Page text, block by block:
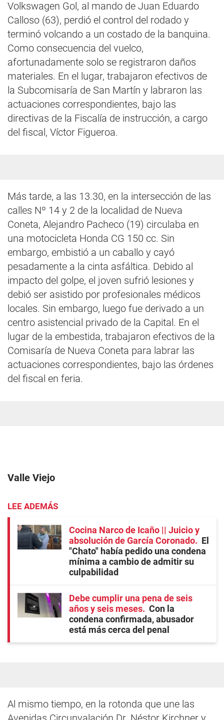
Volkswagen Gol, al mando de Juan Eduardo
Calloso (63), perdió el control del rodado y
terminó volcando a un costado de la banquina.
Como consecuencia del vuelco,
afortunadamente solo se registraron daños
materiales. En el lugar, trabajaron efectivos de
la Subcomisaría de San Martín y labraron las
actuaciones correspondientes, bajo las
directivas de la Fiscalía de instrucción, a cargo
del fiscal, Víctor Figueroa.
Más tarde, a las 13.30, en la intersección de las
calles Nº 14 y 2 de la localidad de Nueva
Coneta, Alejandro Pacheco (19) circulaba en
una motocicleta Honda CG 150 cc. Sin
embargo, embistió a un caballo y cayó
pesadamente a la cinta asfáltica. Debido al
impacto del golpe, el joven sufrió lesiones y
debió ser asistido por profesionales médicos
locales. Sin embargo, luego fue derivado a un
centro asistencial privado de la Capital. En el
lugar de la embestida, trabajaron efectivos de la
Comisaría de Nueva Coneta para labrar las
actuaciones correspondientes, bajo las órdenes
del fiscal en feria.
Valle Viejo
LEE ADEMÁS
Cocina Narco de Icaño || Juicio y
absolución de García Coronado
El
"Chato" había pedido una condena
mínima a cambio de admitir su
culpabilidad
Debe cumplir una pena de seis
años y seis meses
Con la
condena confirmada, abusador
está más cerca del penal
Al mismo tiempo, en la rotonda que une las